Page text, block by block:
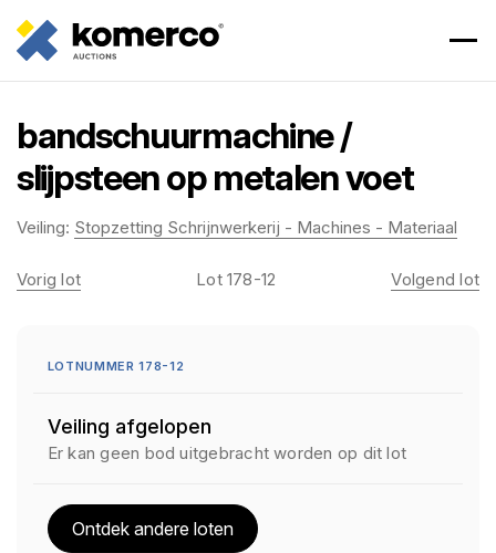
bandschuurmachine /
slijpsteen op metalen voet
Veiling: Stopzetting Schrijnwerkerij - Machines - Materiaal
Vorig lot Lot 178-12 Volgend lot
LOTNUMMER 178-12
Veiling afgelopen
Er kan geen bod uitgebracht worden op dit lot
Ontdek andere loten